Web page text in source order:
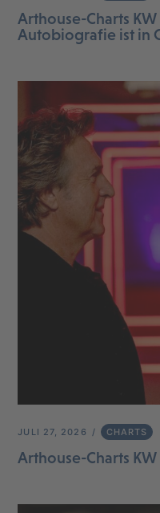
Arthouse-Charts
Autobiografie ist in
JULI 27, 2026 CHARTS
Arthouse-Charts